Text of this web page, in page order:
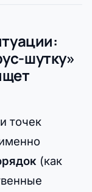
шутку»
точек
(как